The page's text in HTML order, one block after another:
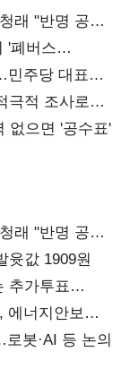
래 "반명 공세
'폐버스
민주당 대표로
극적 조사로
없으면 '공수표'
래 "반명 공세
윳값 1909원
추가투표
에너지안보
봇·AI 등 논의